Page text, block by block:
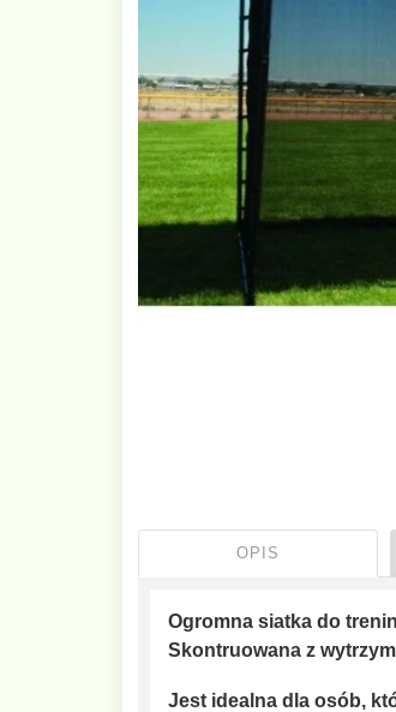
OPIS
Ogromna siatka do
Skontruowana z
Jest idealna dla osób,